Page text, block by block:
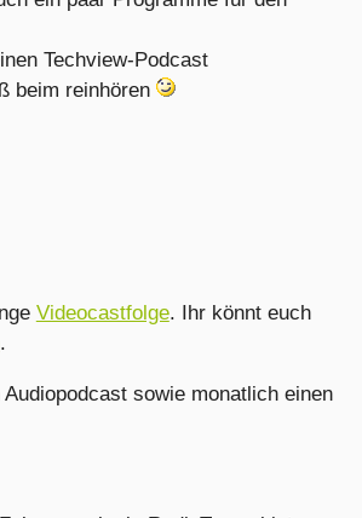
Techview-Podcast
beim reinhören
Videocastfolge. Ihr könnt euch
.
sowie monatlich einen